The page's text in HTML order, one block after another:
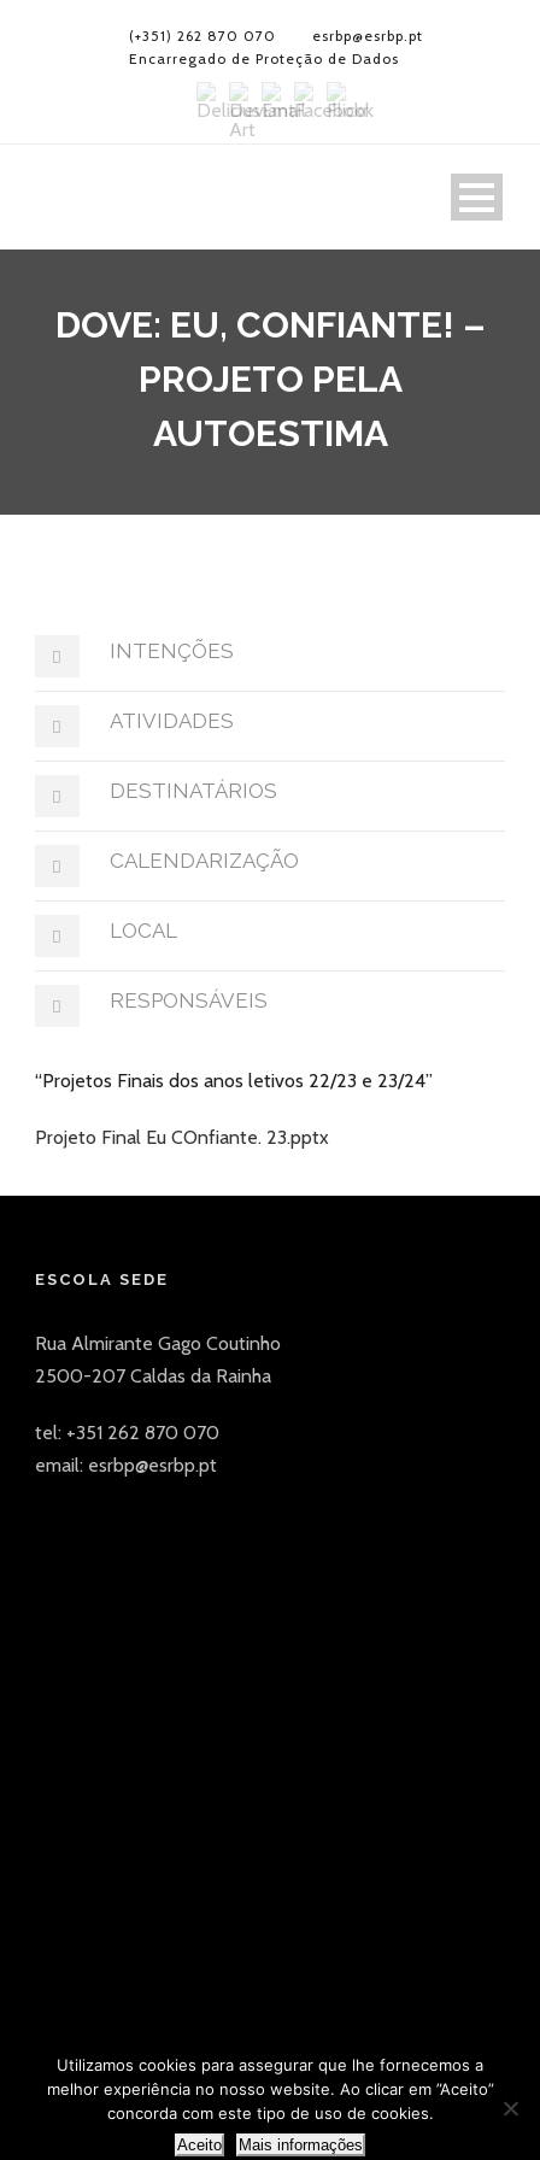
(+351) 262 870 070
esrbp@esrbp.pt
Encarregado de Proteção de Dados
DOVE: EU, CONFIANTE! –
PROJETO PELA
AUTOESTIMA
INTENÇÕES
ATIVIDADES
DESTINATÁRIOS
CALENDARIZAÇÃO
LOCAL
RESPONSÁVEIS
“Projetos Finais dos anos letivos 22/23 e 23/24”
Projeto Final Eu COnfiante. 23.pptx
ESCOLA SEDE
Rua Almirante Gago Coutinho
2500-207 Caldas da Rainha
tel: +351 262 870 070
email: esrbp@esrbp.pt
2025 © - AERBP
Agrupamento de Escolas Rafael Bordalo Pinheiro
Utilizamos cookies para assegurar que lhe fornecemos a
melhor experiência no nosso website. Ao clicar em ”Aceito”
concorda com este tipo de uso de cookies.
Aceito Mais informações